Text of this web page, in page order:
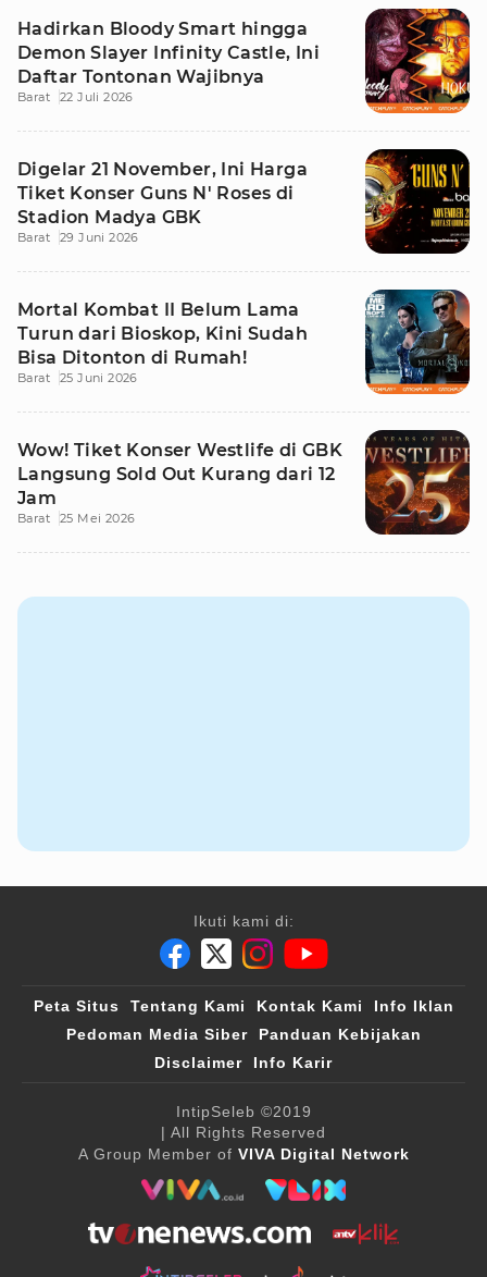
Hadirkan Bloody Smart hingga
Demon Slayer Infinity Castle, Ini
Daftar Tontonan Wajibnya
Barat 22 Juli 2026
Digelar 21 November, Ini Harga
Tiket Konser Guns N' Roses di
Stadion Madya GBK
Barat 29 Juni 2026
Mortal Kombat II Belum Lama
Turun dari Bioskop, Kini Sudah
Bisa Ditonton di Rumah!
Barat 25 Juni 2026
Wow! Tiket Konser Westlife di GBK
Langsung Sold Out Kurang dari 12
Jam
Barat 25 Mei 2026
Ikuti kami di:
Peta Situs Tentang Kami Kontak Kami
Info Iklan
Pedoman Media Siber
Panduan Kebijakan
Disclaimer
Info Karir
IntipSeleb ©2019
| All Rights Reserved
A Group Member of VIVA Digital Network